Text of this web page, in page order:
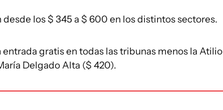
desde los $ 345 a $ 600 en los distintos sectores.
gratis en todas las tribunas menos la Atilio
Delgado Alta ($ 420).